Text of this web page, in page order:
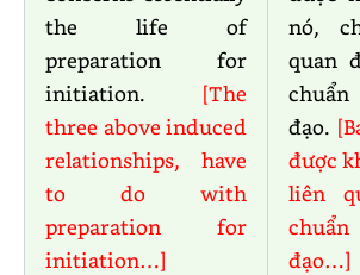
the life of
preparation for
initiation. [The
three above induced
relationships, have
to do with
preparation for
initiation…]
nó,
quan
đạo.
được
liên
đạo…]